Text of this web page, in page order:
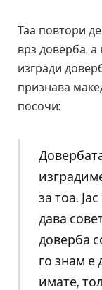
Таа повтори
врз доверба,
изгради
признава
посочи:
за тоа.
дава
доверба
го знам е
имате,